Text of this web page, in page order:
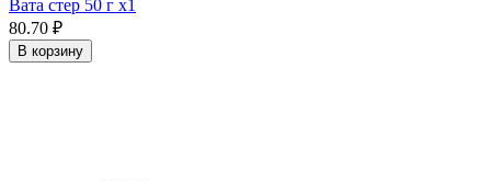
Вата стер 50 г x1
80.70 ₽
В корзину